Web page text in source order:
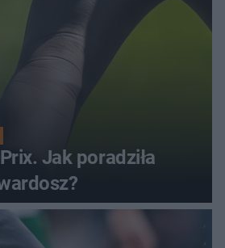
Jak poradziła